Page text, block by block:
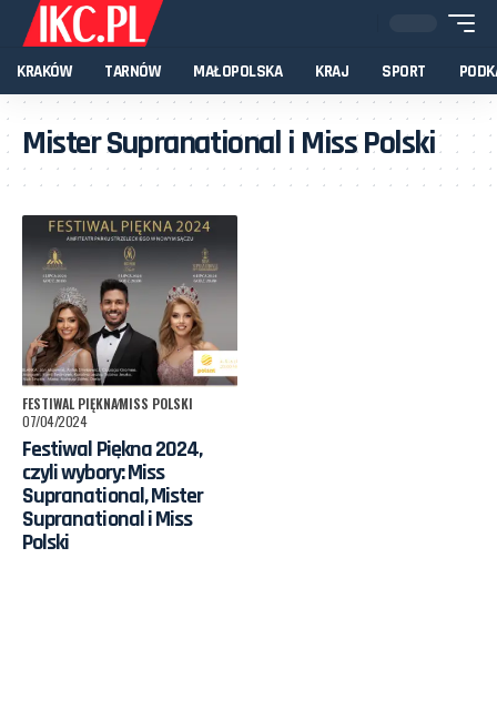
KRAKÓW TARNÓW MAŁOPOLSKA KRAJ SPORT
Mister Supranational i Miss Polski
FESTIWAL PIĘKNAMISS POLSKI
07/04/2024
Festiwal Piękna 2024,
czyli wybory: Miss
Supranational, Mister
Supranational i Miss
Polski